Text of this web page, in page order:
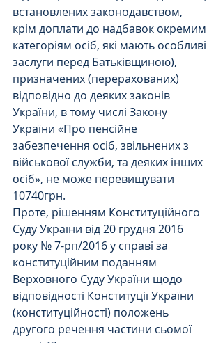
встановлених законодавством,
крім доплати до надбавок окремим
категоріям осіб, які мають особливі
заслуги перед Батьківщиною),
призначених (перерахованих)
відповідно до деяких законів
України, в тому числі Закону
України «Про пенсійне
забезпечення осіб, звільнених з
військової служби, та деяких інших
осіб», не може перевищувати
10740грн.
Проте, рішенням Конституційного
Суду України від 20 грудня 2016
року № 7-рп/2016 у справі за
конституційним поданням
Верховного Суду України щодо
відповідності Конституції України
(конституційності) положень
другого речення частини сьомої